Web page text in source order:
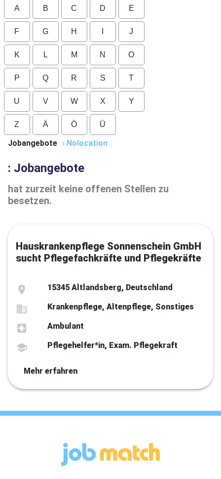
A B C D E
F G H J
K L M N O
P Q R S T
U V W X Y
Z Ä Ö Ü
Jobangebote › Nolocation
: Jobangebote
hat zurzeit keine offenen Stellen zu
besetzen.
Hauskrankenpflege Sonnenschein GmbH
sucht Pflegefachkräfte und Pflegekräfte
15345 Altlandsberg, Deutschland
Krankenpflege, Altenpflege, Sonstiges
Ambulant
Pflegehelfer*in, Exam. Pflegekraft
Mehr erfahren